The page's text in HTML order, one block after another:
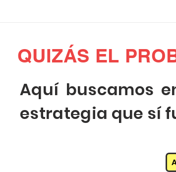
QUIZÁS EL
Aquí buscamos
estrategia que sí